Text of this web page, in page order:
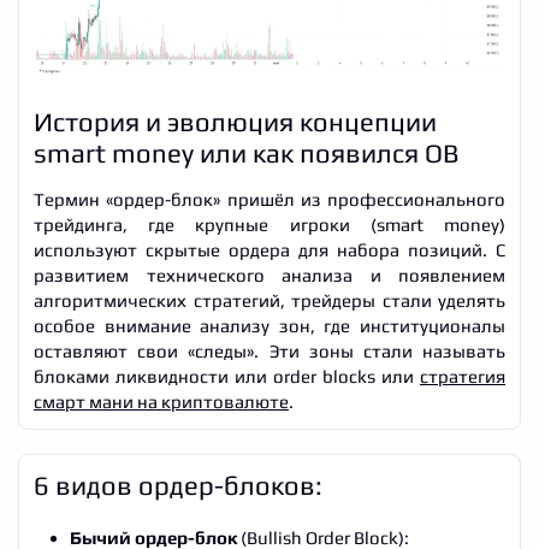
История и эволюция концепции
smart money или как появился OB
Термин «ордер-блок» пришёл из профессионального
трейдинга, где крупные игроки (smart money)
используют скрытые ордера для набора позиций. С
развитием технического анализа и появлением
алгоритмических стратегий, трейдеры стали уделять
особое внимание анализу зон, где институционалы
оставляют свои «следы». Эти зоны стали называть
блоками ликвидности или order blocks или стратегия
смарт мани на криптовалюте.
6 видов ордер-блоков:
Бычий ордер-блок (Bullish Order Block):